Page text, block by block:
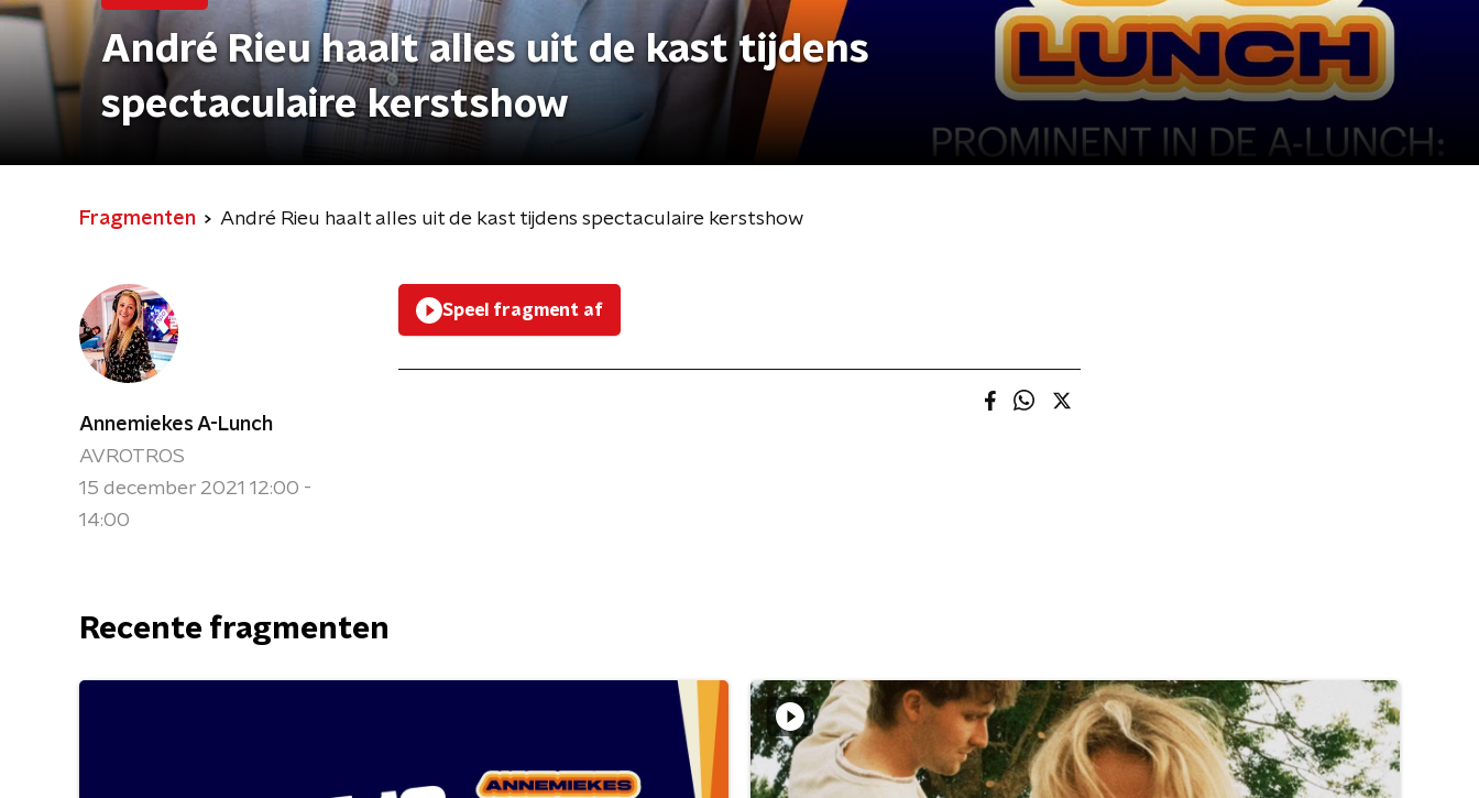
André Rieu haalt alles uit de kast tijdens
spectaculaire kerstshow
Fragmenten André Rieu haalt alles uit de kast tijdens spectaculaire kerstshow
Annemiekes A-Lunch
AVROTROS
15 december 2021 12:00 -
14:00
Speel fragment af
Recente fragmenten